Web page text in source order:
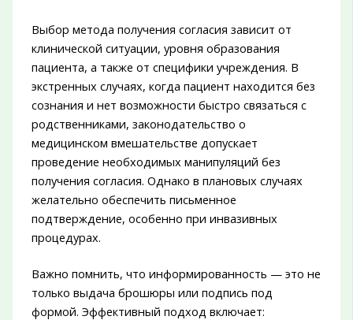
Выбор метода получения согласия зависит от
клинической ситуации, уровня образования
пациента, а также от специфики учреждения. В
экстренных случаях, когда пациент находится без
сознания и нет возможности быстро связаться с
родственниками, законодательство о
медицинском вмешательстве допускает
проведение необходимых манипуляций без
получения согласия. Однако в плановых случаях
желательно обеспечить письменное
подтверждение, особенно при инвазивных
процедурах.
Важно помнить, что информированность — это не
только выдача брошюры или подпись под
формой. Эффективный подход включает: